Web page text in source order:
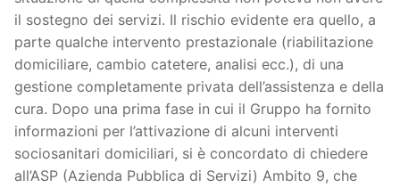
il sostegno dei servizi. Il rischio evidente era quello, a
parte qualche intervento prestazionale (riabilitazione
domiciliare, cambio catetere, analisi ecc.), di una
gestione completamente privata dell’assistenza e della
cura. Dopo una prima fase in cui il Gruppo ha fornito
informazioni per l’attivazione di alcuni interventi
sociosanitari domiciliari, si è concordato di chiedere
all’ASP (Azienda Pubblica di Servizi) Ambito 9, che